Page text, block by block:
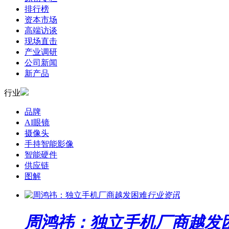
排行榜
资本市场
高端访谈
现场直击
产业调研
公司新闻
新产品
行业
品牌
AI眼镜
摄像头
手持智能影像
智能硬件
供应链
图解
行业资讯
周鸿祎：独立手机厂商越发